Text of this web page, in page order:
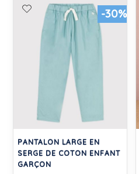
-30%
PANTALON LARGE EN
SERGE DE COTON ENFANT
GARÇON